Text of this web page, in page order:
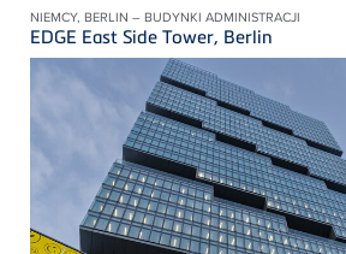
NIEMCY, BERLIN – BUDYNKI ADMINISTRACJI
EDGE East Side Tower, Berlin